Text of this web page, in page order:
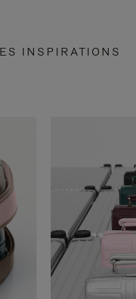
INSPIRATIONS